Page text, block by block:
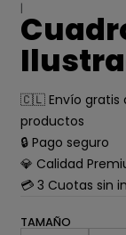
|
🇨🇱 Envío gratis
productos
🔒 Pago seguro
💎 Calidad
💳 3 Cuotas sin
TAMAÑO